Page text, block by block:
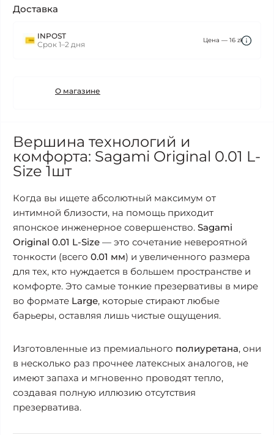
Доставка
INPOST
Срок 1–2 дня
Цена — 16 zł
О магазине
Вершина технологий и
комфорта: Sagami Original 0.01 L-
Size 1шт
Когда вы ищете абсолютный максимум от
интимной близости, на помощь приходит
японское инженерное совершенство. Sagami
Original 0.01 L-Size — это сочетание невероятной
тонкости (всего 0.01 мм) и увеличенного размера
для тех, кто нуждается в большем пространстве и
комфорте. Это самые тонкие презервативы в мире
во формате Large, которые стирают любые
барьеры, оставляя лишь чистые ощущения.
Изготовленные из премиального полиуретана, они
в несколько раз прочнее латексных аналогов, не
имеют запаха и мгновенно проводят тепло,
создавая полную иллюзию отсутствия
презерватива.